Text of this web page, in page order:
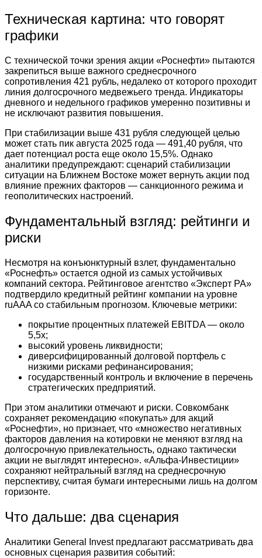
Техническая картина: что говорят
графики
С технической точки зрения акции «Роснефти» пытаются
закрепиться выше важного среднесрочного
сопротивления 421 рубль, недалеко от которого проходит
линия долгосрочного медвежьего тренда. Индикаторы
дневного и недельного графиков умеренно позитивны и
не исключают развития повышения.
При стабилизации выше 431 рубля следующей целью
может стать пик августа 2025 года — 491,40 рубля, что
дает потенциал роста еще около 15,5%. Однако
аналитики предупреждают: сценарий стабилизации
ситуации на Ближнем Востоке может вернуть акции под
влияние прежних факторов — санкционного режима и
геополитических настроений.
Фундаментальный взгляд: рейтинги и
риски
Несмотря на конъюнктурный взлет, фундаментально
«Роснефть» остается одной из самых устойчивых
компаний сектора. Рейтинговое агентство «Эксперт РА»
подтвердило кредитный рейтинг компании на уровне
ruAAA со стабильным прогнозом. Ключевые метрики:
покрытие процентных платежей EBITDA — около
5,5х;
высокий уровень ликвидности;
диверсифицированный долговой портфель с
низкими рисками рефинансирования;
государственный контроль и включение в перечень
стратегических предприятий.
При этом аналитики отмечают и риски. Совкомбанк
сохраняет рекомендацию «покупать» для акций
«Роснефти», но признает, что «множество негативных
факторов давления на котировки не меняют взгляд на
долгосрочную привлекательность, однако тактически
акции не выглядят интересно». «Альфа-Инвестиции»
сохраняют нейтральный взгляд на среднесрочную
перспективу, считая бумаги интересными лишь на долгом
горизонте.
Что дальше: два сценария
Аналитики General Invest предлагают рассматривать два
основных сценария развития событий: